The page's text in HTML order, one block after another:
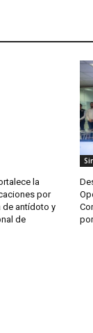
la
por
antídoto y
de